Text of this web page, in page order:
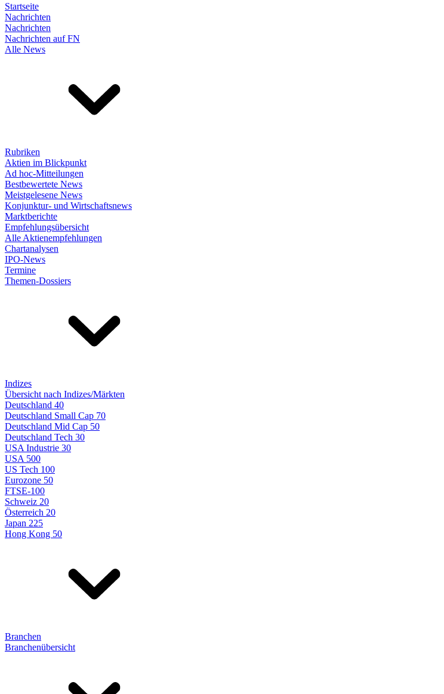
Startseite
Nachrichten
Nachrichten
Nachrichten auf FN
Alle News
Rubriken
Aktien im Blickpunkt
Ad hoc-Mitteilungen
Bestbewertete News
Meistgelesene News
Konjunktur- und Wirtschaftsnews
Marktberichte
Empfehlungsübersicht
Alle Aktienempfehlungen
Chartanalysen
IPO-News
Termine
Themen-Dossiers
Indizes
Übersicht nach Indizes/Märkten
Deutschland 40
Deutschland Small Cap 70
Deutschland Mid Cap 50
Deutschland Tech 30
USA Industrie 30
USA 500
US Tech 100
Eurozone 50
FTSE-100
Schweiz 20
Österreich 20
Japan 225
Hong Kong 50
Branchen
Branchenübersicht